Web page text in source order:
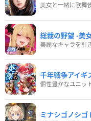
美女と一緒に歌舞
総裁の野望 -美
美麗なキャラを引
千年戦争アイギ
個性豊かなユニッ
ミナシゴノシゴ